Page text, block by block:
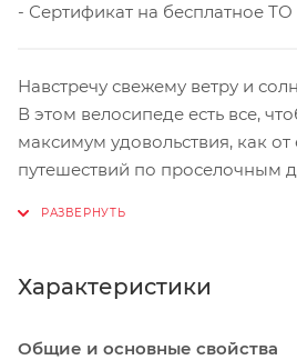
- Сертификат на бесплатное ТО
Навстречу свежему ветру и
В этом велосипеде есть все,
максимум удовольствия, как
путешествий по проселочным
асфальте намного комфортнее.
Shimano. Дисковые тормоза
Характеристики
Общие и основные свойства